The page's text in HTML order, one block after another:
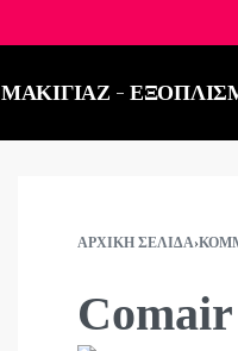
ΜΑΚΙΓΙΑΖ
ΑΡΧΙΚΉ ΣΕΛΊΔΑ›
Comair